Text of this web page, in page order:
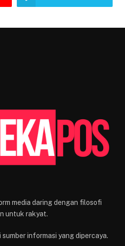
media daring dengan filosofi
untuk rakyat.
sumber informasi yang dipercaya.